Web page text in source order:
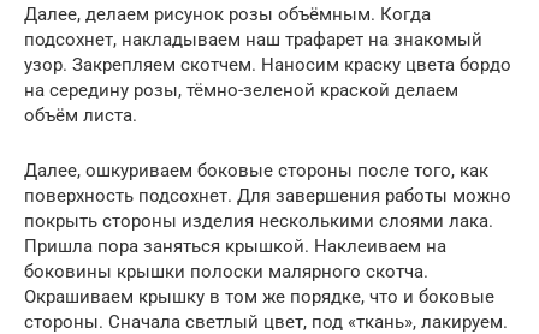
Далее, делаем рисунок розы объёмным. Когда
подсохнет, накладываем наш трафарет на знакомый
узор. Закрепляем скотчем. Наносим краску цвета бордо
на середину розы, тёмно-зеленой краской делаем
объём листа.
Далее, ошкуриваем боковые стороны после того, как
поверхность подсохнет. Для завершения работы можно
покрыть стороны изделия несколькими слоями лака.
Пришла пора заняться крышкой. Наклеиваем на
боковины крышки полоски малярного скотча.
Окрашиваем крышку в том же порядке, что и боковые
стороны. Сначала светлый цвет, под «ткань», лакируем.